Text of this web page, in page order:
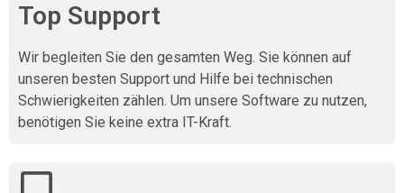
Top Support
Wir begleiten Sie den gesamten Weg. Sie können auf
unseren besten Support und Hilfe bei technischen
Schwierigkeiten zählen. Um unsere Software zu nutzen,
benötigen Sie keine extra IT-Kraft.